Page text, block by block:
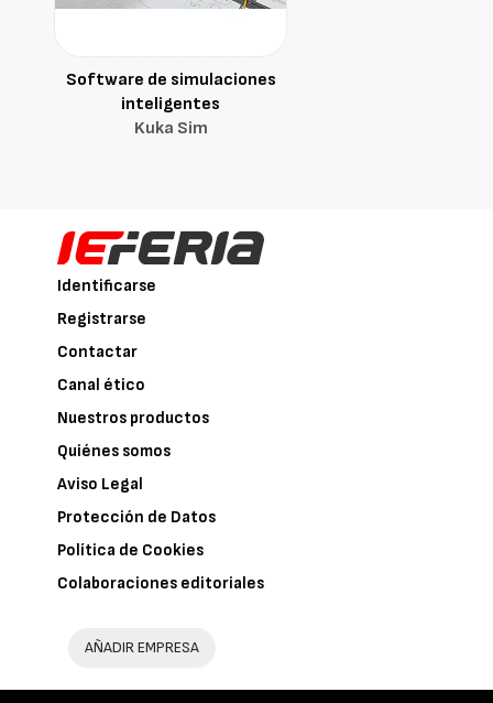
Software de simulaciones
inteligentes
Kuka Sim
Identificarse
Registrarse
Contactar
Canal ético
Nuestros productos
Quiénes somos
Aviso Legal
Protección de Datos
Política de Cookies
Colaboraciones editoriales
AÑADIR EMPRESA